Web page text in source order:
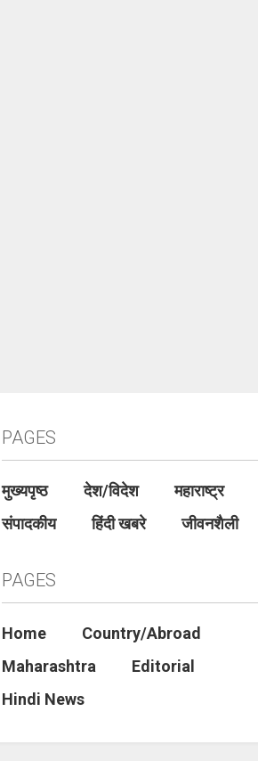
PAGES
मुख्यपृष्ठ देश/विदेश महाराष्ट्र
संपादकीय
हिंदी खबरे जीवनशैली
PAGES
Home
Country/Abroad
Maharashtra
Editorial
Hindi News